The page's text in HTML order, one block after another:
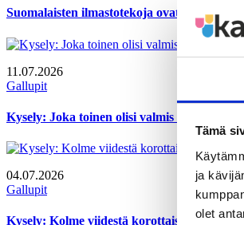
Tämä
ja
olet
Suomalaisten ilmastotekoja ovat kierrätys,
11.07.2026
Gallupit
Kysely: Joka toinen olisi valmis
04.07.2026
Gallupit
Kysely: Kolme viidestä korottaisi alkoholi-